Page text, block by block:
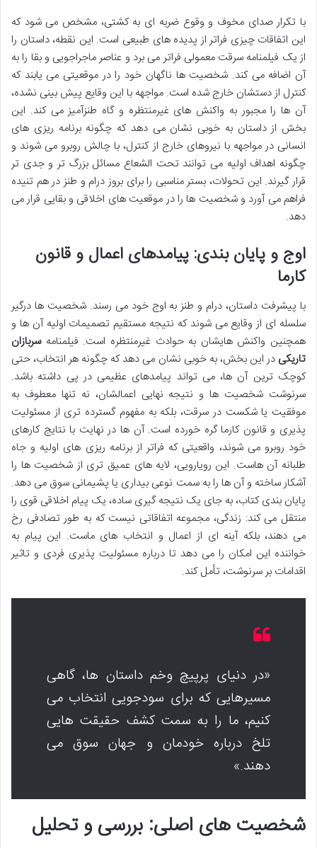
با تکرار صدای مخوف و وقوع ضربه ای به کشتی، مشخص می شود که
این اتفاقات چیزی فراتر از پدیده های طبیعی است. این نقطه، داستان را
از یک فیلمنامه سرقت معمولی فراتر می برد و عناصر ماجراجویی و بقا را به
آن اضافه می کند. شخصیت ها ناگهان خود را در موقعیتی می یابند که
کنترل از دستشان خارج شده است. مواجهه با این وقایع پیش بینی نشده،
آن ها را مجبور به واکنش های غیرمنتظره و گاه طنزآمیز می کند. این
بخش از داستان به خوبی نشان می دهد که چگونه برنامه ریزی های
انسانی در مواجهه با نیروهای خارج از کنترل، با چالش روبرو می شوند و
چگونه اهداف اولیه می توانند تحت الشعاع مسائل بزرگ تر و جدی تر
قرار گیرند. این تحولات، بستر مناسبی را برای بروز درام و طنز در هم تنیده
فراهم می آورد و شخصیت ها را در موقعیت های اخلاقی و بقایی قرار می
دهد.
اوج و پایان بندی: پیامدهای اعمال و قانون
کارما
با پیشرفت داستان، درام و طنز به اوج خود می رسند. شخصیت ها درگیر
سلسله ای از وقایع می شوند که نتیجه مستقیم تصمیمات اولیه آن ها و
همچنین واکنش هایشان به حوادث غیرمنتظره است. فیلمنامهسربازان
تاریکی در این بخش، به خوبی نشان می دهد که چگونه هر انتخاب، حتی
کوچک ترین آن ها، می تواند پیامدهای عظیمی در پی داشته باشد.
سرنوشت شخصیت ها و نتیجه نهایی اعمالشان، نه تنها معطوف به
موفقیت یا شکست در سرقت، بلکه به مفهوم گسترده تری از مسئولیت
پذیری و قانون کارما گره خورده است. آن ها در نهایت با نتایج کارهای
خود روبرو می شوند، واقعیتی که فراتر از برنامه ریزی های اولیه و جاه
طلبانه آن هاست. این رویارویی، لایه های عمیق تری از شخصیت ها را
آشکار ساخته و آن ها را به سمت نوعی بیداری یا پشیمانی سوق می دهد.
پایان بندی کتاب، به جای یک نتیجه گیری ساده، یک پیام اخلاقی قوی را
منتقل می کند: زندگی، مجموعه اتفاقاتی نیست که به طور تصادفی رخ
می دهند، بلکه آینه ای از اعمال و انتخاب های ماست. این پیام به
خواننده این امکان را می دهد تا درباره مسئولیت پذیری فردی و تاثیر
اقدامات بر سرنوشت، تأمل کند.
«در دنیای پرپیچ وخم داستان ها، گاهی
مسیرهایی که برای سودجویی انتخاب می
کنیم، ما را به سمت کشف حقیقت هایی
تلخ درباره خودمان و جهان سوق می
دهند.»
شخصیت های اصلی: بررسی و تحلیل